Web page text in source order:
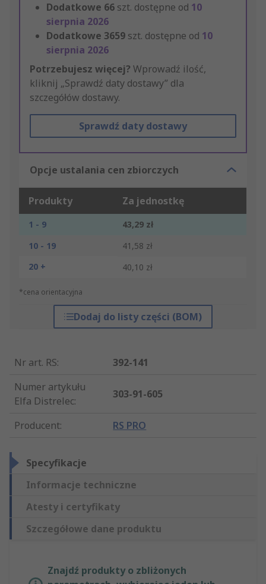
Dodatkowe 66 szt. dostępne od 10
sierpnia 2026
Dodatkowe 3659 szt. dostępne od 10
sierpnia 2026
Potrzebujesz więcej? Wprowadź ilość,
kliknij „Sprawdź daty dostawy” dla
szczegółów dostawy.
Sprawdź daty dostawy
Opcje ustalania cen zbiorczych
Produkty Za jednostkę
1 - 9
43,29 zł
10 - 19
41,58 zł
20 +
40,10 zł
*cena orientacyjna
Dodaj do listy części (BOM)
Nr art. RS:
392-141
Numer artykułu
Elfa Distrelec:
303-91-605
Producent: RS PRO
Specyfikacje
Informacje techniczne
Atesty i certyfikaty
Szczegółowe dane produktu
Znajdź produkty o zbliżonych